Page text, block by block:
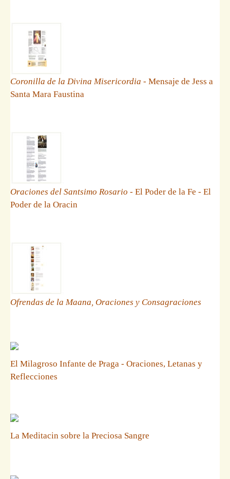
Coronilla de la Divina Misericordia - Mensaje de Jess a
Santa Mara Faustina
Oraciones del Santsimo Rosario - El Poder de la Fe - El
Poder de la Oracin
Ofrendas de la Maana, Oraciones y Consagraciones
El Milagroso Infante de Praga - Oraciones, Letanas y
Reflecciones
La Meditacin sobre la Preciosa Sangre